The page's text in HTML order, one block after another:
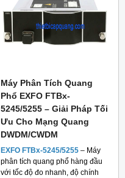
Máy Phân Tích Quang
Phổ EXFO FTBx-
5245/5255 – Giải Pháp Tối
Ưu Cho Mạng Quang
DWDM/CWDM
EXFO FTBx-5245/5255 – Máy
phân tích quang phổ hàng đầu
với tốc độ đo nhanh, độ chính